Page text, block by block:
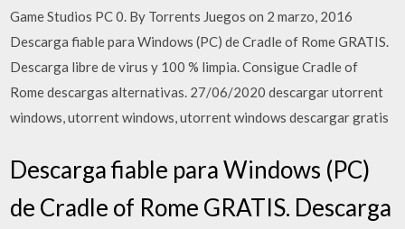
Game Studios PC 0. By Torrents Juegos on 2 marzo, 2016
Descarga fiable para Windows (PC) de Cradle of Rome GRATIS.
Descarga libre de virus y 100 % limpia. Consigue Cradle of
Rome descargas alternativas. 27/06/2020 descargar utorrent
windows, utorrent windows, utorrent windows descargar gratis
Descarga fiable para Windows (PC)
de Cradle of Rome GRATIS. Descarga